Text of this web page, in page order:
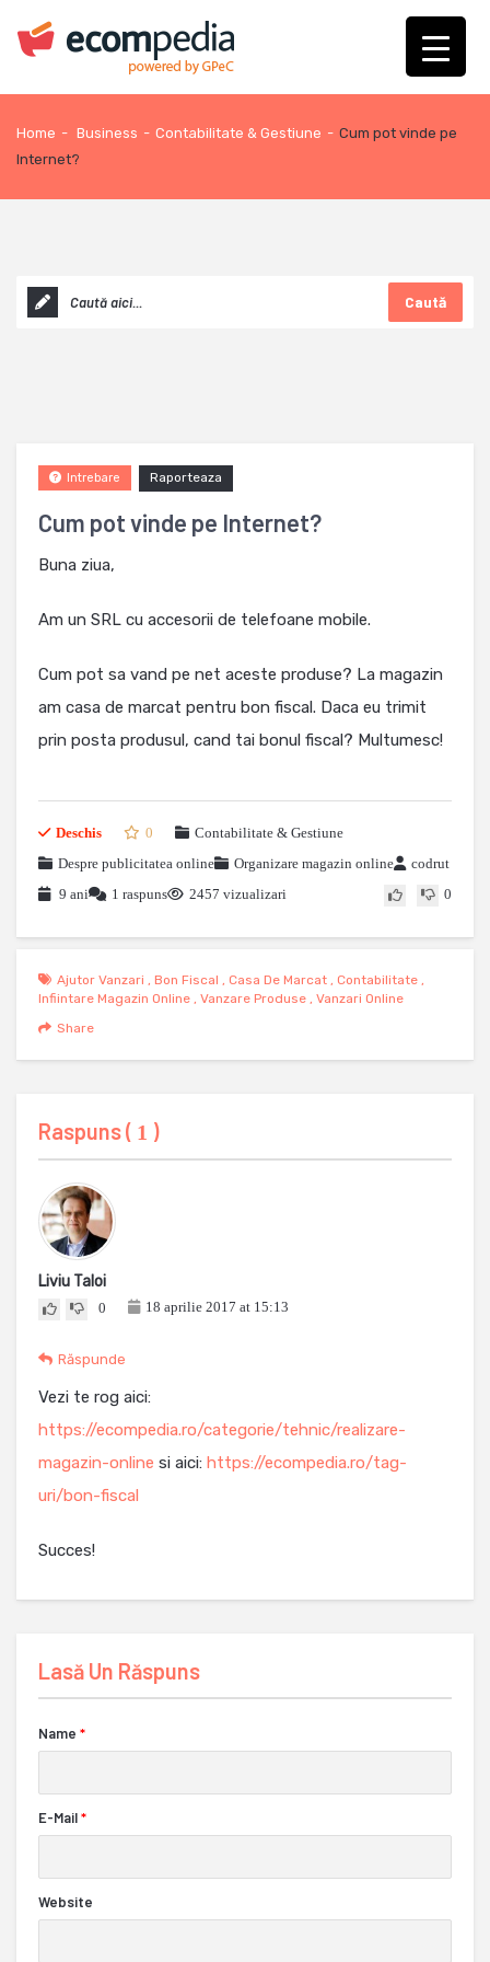
Home - Business - Contabilitate & Gestiune - Cum pot vinde pe
Internet?
Caută
Cum pot vinde pe Internet?
Raporteaza
Intrebare
Buna ziua,
Am un SRL cu accesorii de telefoane mobile.
Cum pot sa vand pe net aceste produse? La magazin
am casa de marcat pentru bon fiscal. Daca eu trimit
prin posta produsul, cand tai bonul fiscal? Multumesc!
Deschis 0
Contabilitate & Gestiune
Despre publicitatea online
Organizare magazin online
codrut
9 ani
1 raspuns 2457 vizualizari 0
Ajutor Vanzari , Bon Fiscal , Casa De Marcat , Contabilitate ,
Infiintare Magazin Online , Vanzare Produse , Vanzari Online
Share
Raspuns ( 1 )
Liviu Taloi
0 18 aprilie 2017 at 15:13
Răspunde
Vezi te rog aici:
https://ecompedia.ro/categorie/tehnic/realizare-
magazin-online si aici: https://ecompedia.ro/tag-
uri/bon-fiscal
Succes!
Lasă Un Răspuns
Name *
E-Mail*
Website